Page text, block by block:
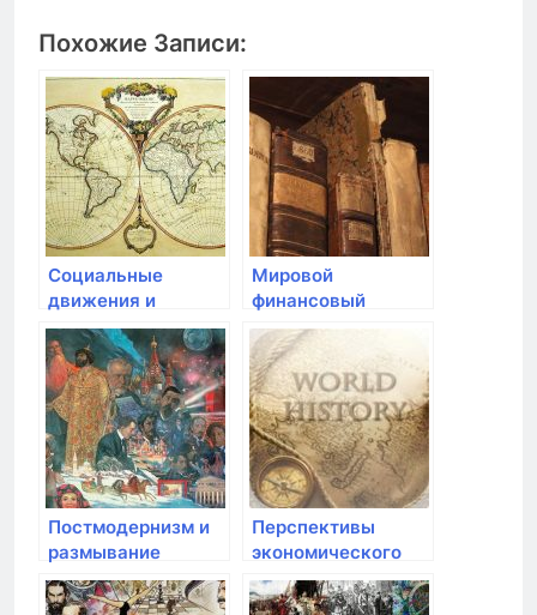
Похожие Записи:
Социальные
движения и
протесты в
современных
эпохах
Мировой
финансовый
кризис и его
последствия
Постмодернизм и
размывание
культурных границ
Перспективы
экономического
развития в
современной эпохе